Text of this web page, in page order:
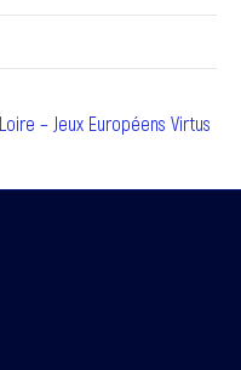
– Jeux Européens Virtus